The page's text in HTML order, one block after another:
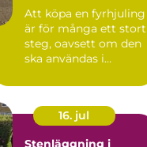
Att köpa en fyrhjuling
är för många ett stort
steg, oavsett om den
ska användas i
16. jul
Stenläggning i